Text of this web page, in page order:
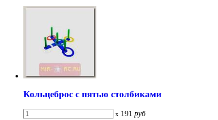
Кольцеброс с пятью столбиками
x 191 руб